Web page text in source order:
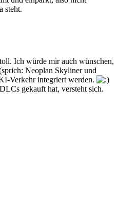
steht.
Ich würde mir auch wünschen,
Neoplan Skyliner und
Verkehr integriert werden.
gekauft hat, versteht sich.